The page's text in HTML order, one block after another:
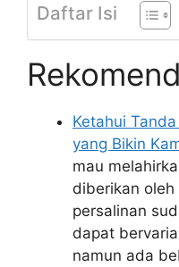
Daftar Isi
Ketahui
yang Bikin
mau
diberikan
persalinan
dapat
namun ada